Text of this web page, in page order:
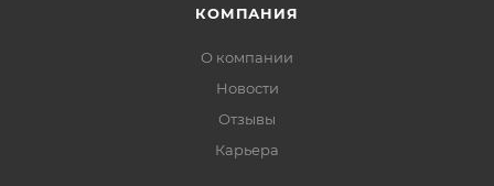
КОМПАНИЯ
О компании
Новости
Отзывы
Карьера